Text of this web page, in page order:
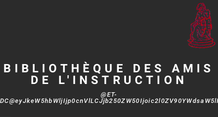
BIBLIOTHÈQUE DES AMIS
DE L'INSTRUCTION
@ET-